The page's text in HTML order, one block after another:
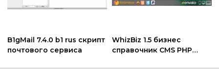
B1gMail 7.4.0 b1 rus скрипт
почтового сервиса
WhizBiz 1.5 бизнес
справочник CMS PHP